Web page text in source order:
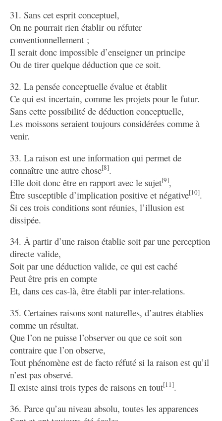
31. Sans cet esprit conceptuel,
On ne pourrait rien établir ou réfuter
conventionnellement ;
Il serait donc impossible d’enseigner un principe
Ou de tirer quelque déduction que ce soit.
32. La pensée conceptuelle évalue et établit
Ce qui est incertain, comme les projets pour le futur.
Sans cette possibilité de déduction conceptuelle,
Les moissons seraient toujours considérées comme à
venir.
33. La raison est une information qui permet de
connaître une autre chose[8].
Elle doit donc être en rapport avec le sujet[9],
Être susceptible d’implication positive et négative[10].
Si ces trois conditions sont réunies, l’illusion est
dissipée.
34. À partir d’une raison établie soit par une perception
directe valide,
Soit par une déduction valide, ce qui est caché
Peut être pris en compte
Et, dans ces cas-là, être établi par inter-relations.
35. Certaines raisons sont naturelles, d’autres établies
comme un résultat.
Que l’on ne puisse l’observer ou que ce soit son
contraire que l’on observe,
Tout phénomène est de facto réfuté si la raison est qu’il
n’est pas observé.
Il existe ainsi trois types de raisons en tout[11].
36. Parce qu’au niveau absolu, toutes les apparences